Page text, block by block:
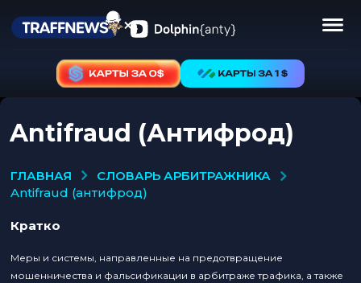
Antifraud (Антифрод)
ГЛАВНАЯ
СЛОВАРЬ АРБИТРАЖНИКА
antifraud (антифрод)
Кратко
Меры и системы, направленные на предотвращение
мошенничества и фальсификации в арбитраже трафика, а также